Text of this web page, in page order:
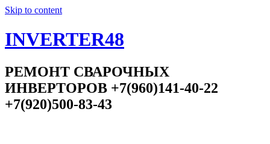
Skip to content
INVERTER48
РЕМОНТ СВАРОЧНЫХ
ИНВЕРТОРОВ +7(960)141-40-22
+7(920)500-83-43